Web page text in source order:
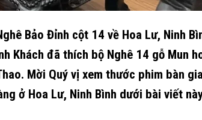
Bảo Đỉnh cột 14 về Hoa Lư, Ninh
Khách đã thích bộ Nghê 14 gỗ Mun
Mời Quý vị xem thước phim bàn
ở Hoa Lư, Ninh Bình dưới bài viết